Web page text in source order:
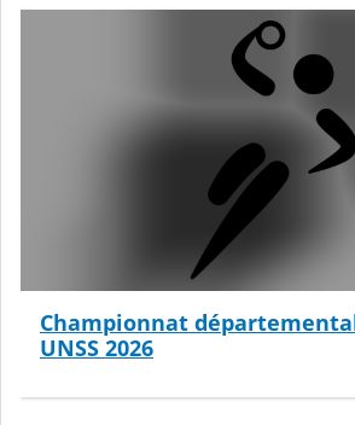
Championnat
UNSS 2026